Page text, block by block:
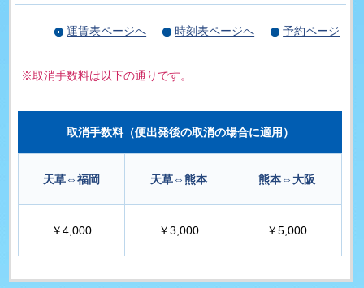
予約ページ
時刻表ページへ
運賃表ページへ
※取消手数料は以下の通りです。
取消手数料（便出発後の取消の場合に適用）
天草⇔福岡 天草⇔熊本 熊本⇔大阪
￥4,000 ￥3,000 ￥5,000